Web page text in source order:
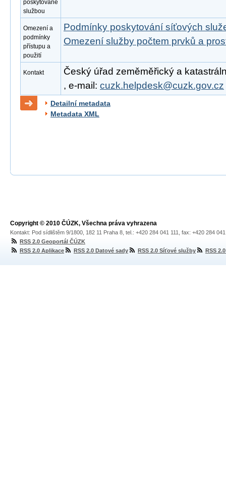
poskytované
službou
Omezení a
podmínky
přístupu a
použití
Podmínky poskytování síťových
Omezení služby počtem prvků a
Kontakt
Český úřad zeměměřický a
, e-mail: cuzk.helpdesk@cuzk.gov.cz
Detailní metadata
Metadata XML
Copyright © 2010 ČÚZK, Všechna práva vyhrazena
Kontakt: Pod sídlištěm 9/1800, 182 11 Praha 8, tel.: +420 284 041 111, fax: +420 284
RSS 2.0 Geoportál ČÚZK
RSS 2.0 Aplikace
RSS 2.0 Datové sady RSS 2.0 Síťové služby RSS